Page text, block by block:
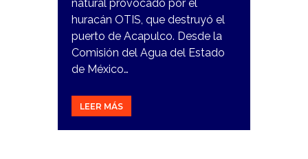
natural provocado por el
huracán OTIS, que destruyó el
puerto de Acapulco. Desde la
Comisión del Agua del Estado
de México…
LEER MÁS
2